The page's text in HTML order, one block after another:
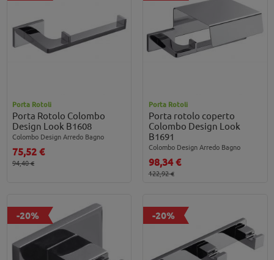
Porta Rotoli
Porta Rotolo Colombo
Design Look B1608
Colombo Design Arredo Bagno
75,52 €
94,40 €
Porta Rotoli
Porta rotolo coperto
Colombo Design Look
B1691
Colombo Design Arredo Bagno
98,34 €
122,92 €
-20% -20%